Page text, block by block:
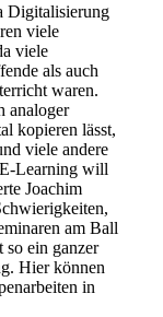
Digitalisierung
viele
viele
als auch
waren.
analoger
kopieren lässt,
viele andere
Learning will
Joachim
am Ball
so ein ganzer
Hier können
in